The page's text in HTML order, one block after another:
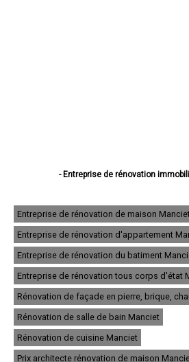
- Entreprise de rénovation
- Entreprise de rénovation
- Entreprise de rénovation
- Entreprise de rénovation
- Entreprise de rénovation
- Entreprise de rénovation immobilière
- Entreprise de rénovation
- Entreprise de rénovation
- Entreprise de rénovation
- Entreprise de rénovation
- Entreprise de rénovation
- Entreprise de rénovation
- Entreprise de rénovation
- Entreprise de rénovation
Entreprise de rénovation de maison
Entreprise de rénovation d'appartement
Entreprise de rénovation du batiment
Entreprise de rénovation tous corps d'état
Rénovation de façade en pierre, brique,
Rénovation de salle de bain Manciet
Rénovation de cuisine Manciet
Prix architecte rénovation de maison